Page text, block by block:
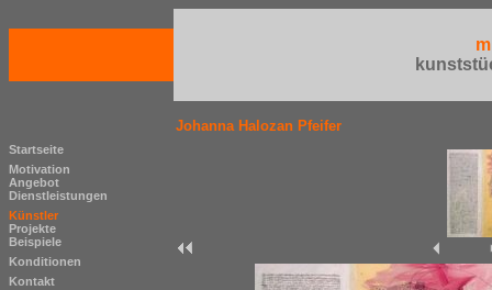
Startseite
Motivation
Angebot
Dienstleistungen
Künstler
Projekte
Beispiele
Konditionen
Kontakt
Johanna Halozan Pfeifer